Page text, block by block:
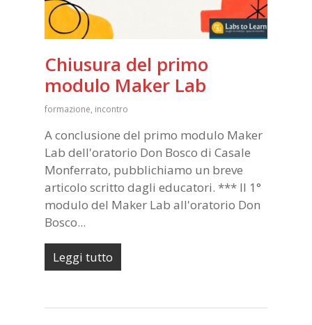
Chiusura del primo
modulo Maker Lab
formazione, incontro
A conclusione del primo modulo Maker
Lab dell'oratorio Don Bosco di Casale
Monferrato, pubblichiamo un breve
articolo scritto dagli educatori. *** Il 1°
modulo del Maker Lab all'oratorio Don
Bosco...
Leggi tutto